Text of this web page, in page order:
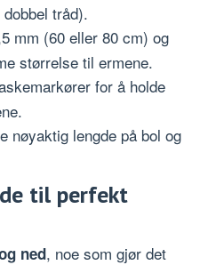
tråd).
mm (60 eller 80 cm) og
størrelse til ermene.
for å holde
nøyaktig lengde på bol og
til perfekt
ned, noe som gjør det